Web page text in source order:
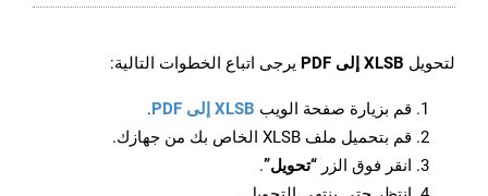
لتحويل XLSB إلى PDF يرجى اتباع الخطوات التالية:
قم بزيارة صفحة الويب XLSB إلى PDF
.
قم بتحميل ملف XLSB الخاص بك من جهازك.
انقر فوق الزر “تحويل”.